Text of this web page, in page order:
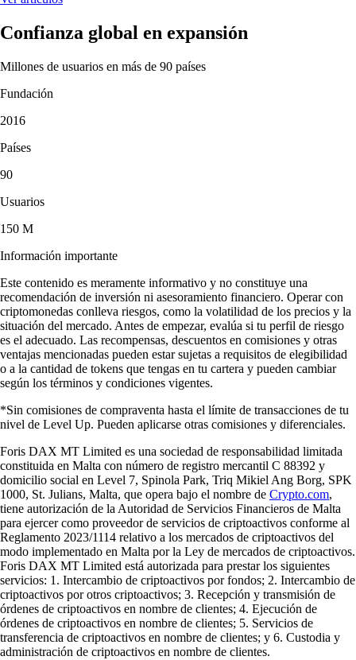
Confianza global en expansión
Millones de usuarios en más de 90 países
Fundación
2016
Países
90
Usuarios
150 M
Información importante
Este contenido es meramente informativo y no constituye una
recomendación de inversión ni asesoramiento financiero. Operar con
criptomonedas conlleva riesgos, como la volatilidad de los precios y la
situación del mercado. Antes de empezar, evalúa si tu perfil de riesgo
es el adecuado. Las recompensas, descuentos en comisiones y otras
ventajas mencionadas pueden estar sujetas a requisitos de elegibilidad
o a la cantidad de tokens que tengas en tu cartera y pueden cambiar
según los términos y condiciones vigentes.
*Sin comisiones de compraventa hasta el límite de transacciones de tu
nivel de Level Up. Pueden aplicarse otras comisiones y diferenciales.
Foris DAX MT Limited es una sociedad de responsabilidad limitada
constituida en Malta con número de registro mercantil C 88392 y
domicilio social en Level 7, Spinola Park, Triq Mikiel Ang Borg, SPK
1000, St. Julians, Malta, que opera bajo el nombre de Crypto.com,
tiene autorización de la Autoridad de Servicios Financieros de Malta
para ejercer como proveedor de servicios de criptoactivos conforme al
Reglamento 2023/1114 relativo a los mercados de criptoactivos del
modo implementado en Malta por la Ley de mercados de criptoactivos.
Foris DAX MT Limited está autorizada para prestar los siguientes
servicios: 1. Intercambio de criptoactivos por fondos; 2. Intercambio de
criptoactivos por otros criptoactivos; 3. Recepción y transmisión de
órdenes de criptoactivos en nombre de clientes; 4. Ejecución de
órdenes de criptoactivos en nombre de clientes; 5. Servicios de
transferencia de criptoactivos en nombre de clientes; y 6. Custodia y
administración de criptoactivos en nombre de clientes.